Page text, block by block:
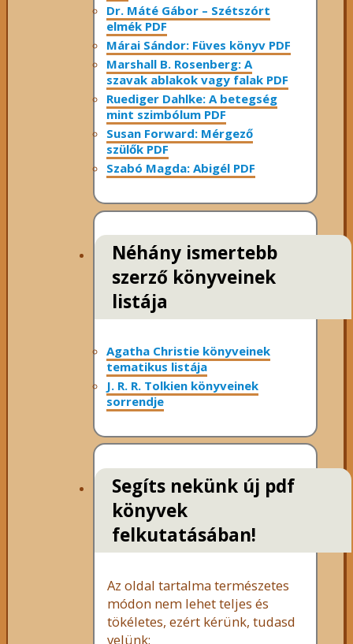
Dr. Máté Gábor – Szétszórt
elmék PDF
Márai Sándor: Füves könyv PDF
Marshall B. Rosenberg: A
szavak ablakok vagy falak PDF
Ruediger Dahlke: A betegség
mint szimbólum PDF
Susan Forward: Mérgező
szülők PDF
Szabó Magda: Abigél PDF
Néhány ismertebb
szerző könyveinek
listája
Agatha Christie könyveinek
tematikus listája
J. R. R. Tolkien könyveinek
sorrendje
Segíts nekünk új pdf
könyvek
felkutatásában!
Az oldal tartalma természetes
módon nem lehet teljes és
tökéletes, ezért kérünk, tudasd
velünk: